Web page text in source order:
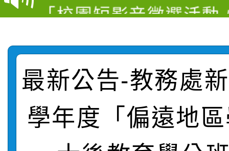
結果(第3招)
程資訊」、「暑期親子
絕-親子共學同樂會」
站幸福系列講座及成長
報，惠請貴機關(學校)
「校園短影音徵選活動
踴躍報名參加
115學年度新生補報到
結果
【甄選結果(第10招)】
學年度第1學期第7次代
【甄選結果(第2招)】
最新公告-教務處
學年度「偏遠地